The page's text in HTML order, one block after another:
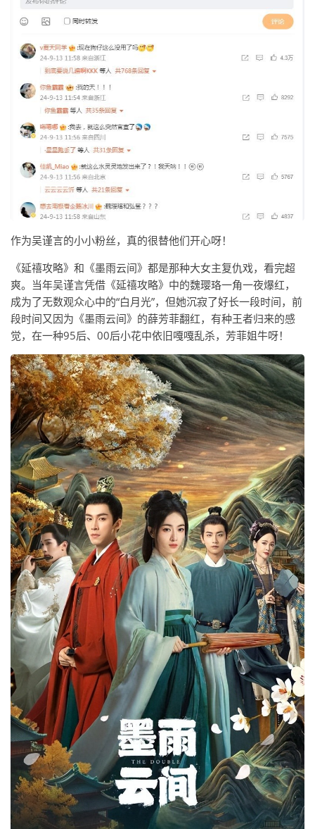
作为吴谨言的小小粉丝，真的很替他们开心呀！
《延禧攻略》和《墨雨云间》都是那种大女主复仇戏，看完超
爽。当年吴谨言凭借《延禧攻略》中的魏璎珞一角一夜爆红，
成为了无数观众心中的“白月光”，但她沉寂了好长一段时间，前
段时间又因为《墨雨云间》的薛芳菲翻红，有种王者归来的感
觉，在一种95后、00后小花中依旧嘎嘎乱杀，芳菲姐牛呀！